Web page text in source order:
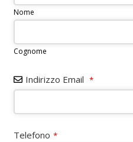
Nome
Cognome
Indirizzo Email *
Telefono *